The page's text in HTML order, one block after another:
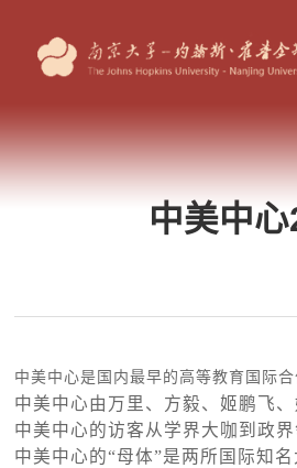
中美中
中美中心是国内最早的高等教育国际
中美中心由万里、方毅、姬鹏飞
中美中心的访客从学界大咖到政
中美中心的“母体”是两所国际知